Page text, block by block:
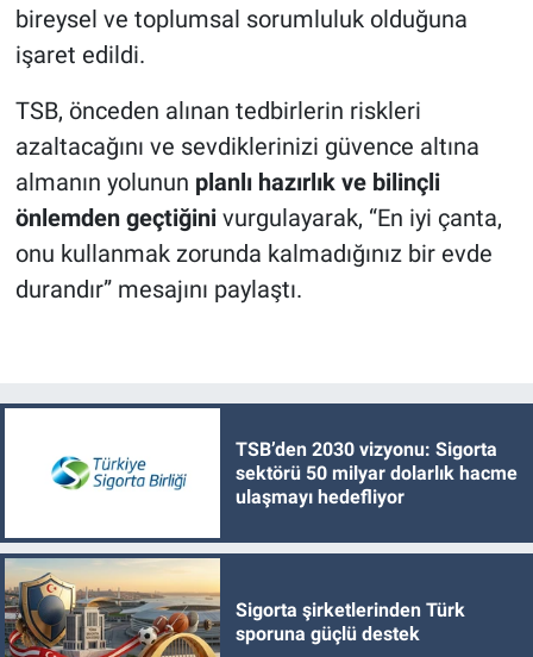
bireysel ve toplumsal sorumluluk olduğuna
işaret edildi.
TSB, önceden alınan tedbirlerin riskleri
azaltacağını ve sevdiklerinizi güvence altına
almanın yolunun planlı hazırlık ve bilinçli
önlemden geçtiğinivurgulayarak, “En iyi çanta,
onu kullanmak zorunda kalmadığınız bir evde
durandır” mesajını paylaştı.
TSB’den 2030 vizyonu: Sigorta
sektörü 50 milyar dolarlık hacme
ulaşmayı hedefliyor
Sigorta şirketlerinden Türk
sporuna güçlü destek